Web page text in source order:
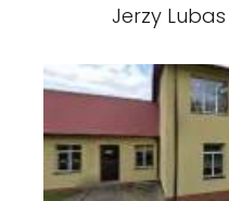
Jerzy